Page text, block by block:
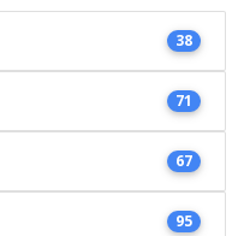
38
71
67
95